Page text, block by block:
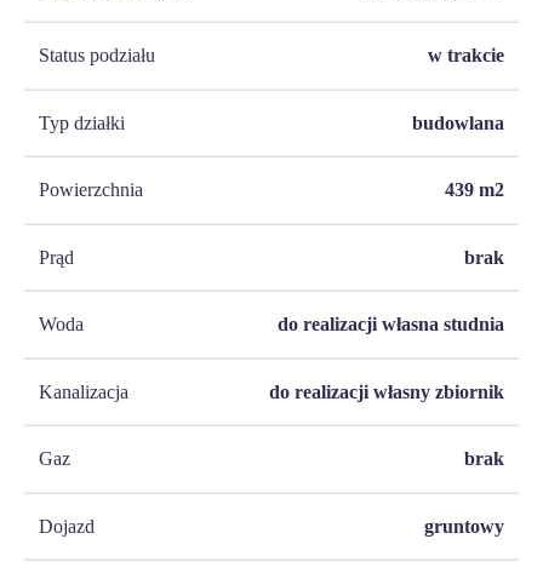
Status podziału w trakcie
Typ działki budowlana
Powierzchnia 439 m2
Prąd brak
Woda do realizacji własna studnia
Kanalizacja do realizacji własny zbiornik
Gaz brak
Dojazd gruntowy